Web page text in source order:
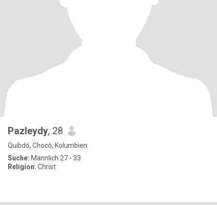
Pazleydy, 28
Quibdó, Chocó, Kolumbien
Suche: Männlich 27 - 33
Religion: Christ